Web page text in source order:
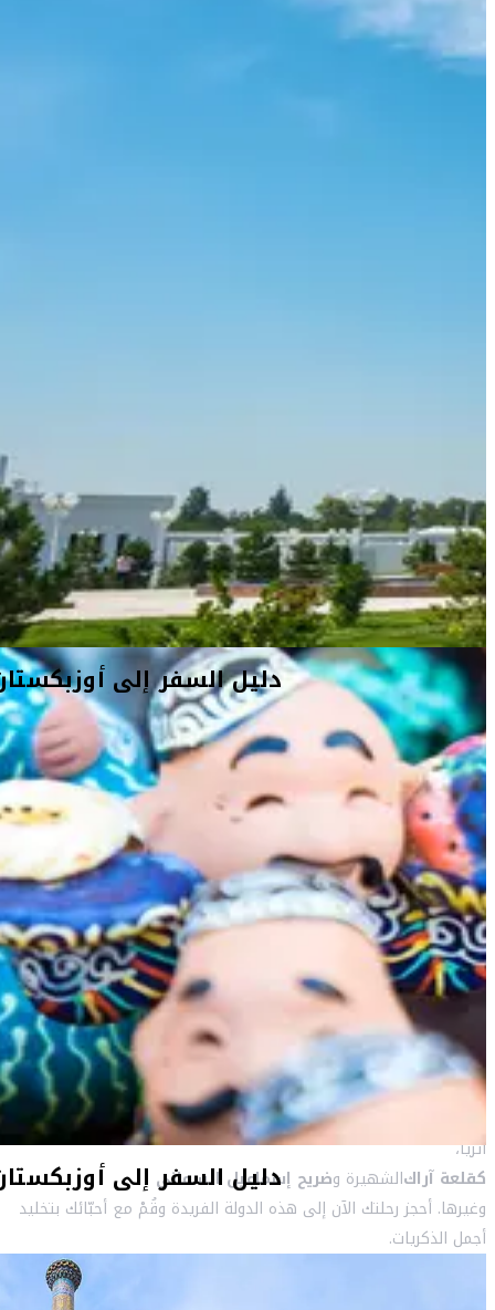
دليل السفر إلى أوزبكستان
لطالما كانت أوزبكستان إحدى أبرز البوّابات إلى القارّة الآسيويّة بنموّها
المعاصر وهندستها المعماريّة الكلاسيكيّة. تمنحك هذه الدولة الضاربة
جذورها في التاريخ والتي استكشفتها أفواجٌ من المستكشفين وعلماء
الجغرافيا والمحتلّين والغزاة، تجارب غنيّة وذكريات لا تنسى. وتروي مواقع
بخارىوشاخريسابزوسمرقند
المدرجة على لائحة اليونسكو لمواقع التراث العالمي حكاياتٍ مجيدة عن
حقبات مرّت فصقلت ببهائها حاضر البلاد ومستقبلها. كذلك، تحوي
العاصمة
طشقند
على مساجد ومآذن ومدارس إسلاميّة ومنتزهات ونوافير ومتاحف خلّابة.
قُمْ بزيارة
مدينة بخارى
المفعمة بشواهد عن الشهامة والإيمان والواقعة على طريق الحرير التي
شكَلت عبر التاريخ نقطةً لالتقاء القارّات. هنا بإمكانك أن تجد 140 معلماً
أثريّاً،
كقلعة آراكالشهيرة وضريح إسماعيل السماني
وغيرها. أحجز رحلتك الآن إلى هذه الدولة الفريدة وقُمْ مع أحبّائك بتخليد
أجمل الذكريات.